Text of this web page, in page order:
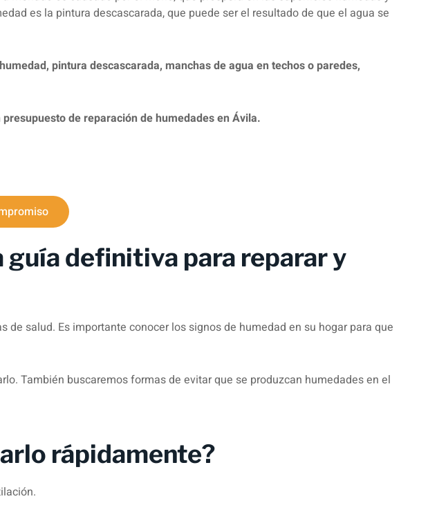
es la pintura descascarada, que puede ser el resultado de que el agua se
pintura descascarada, manchas de agua en techos o paredes,
de reparación de humedades en Ávila.
guía definitiva para reparar y
salud. Es importante conocer los signos de humedad en su hogar para que
También buscaremos formas de evitar que se produzcan humedades en el
rápidamente?